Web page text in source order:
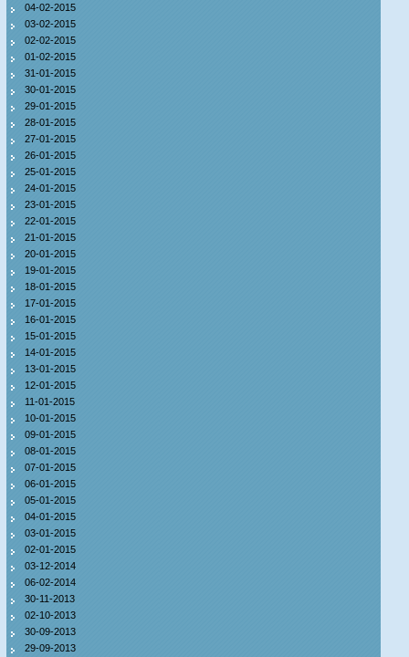
04-02-2015
03-02-2015
02-02-2015
01-02-2015
31-01-2015
30-01-2015
29-01-2015
28-01-2015
27-01-2015
26-01-2015
25-01-2015
24-01-2015
23-01-2015
22-01-2015
21-01-2015
20-01-2015
19-01-2015
18-01-2015
17-01-2015
16-01-2015
15-01-2015
14-01-2015
13-01-2015
12-01-2015
11-01-2015
10-01-2015
09-01-2015
08-01-2015
07-01-2015
06-01-2015
05-01-2015
04-01-2015
03-01-2015
02-01-2015
03-12-2014
06-02-2014
30-11-2013
02-10-2013
30-09-2013
29-09-2013